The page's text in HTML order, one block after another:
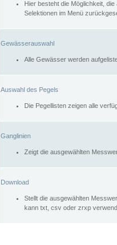
Hier besteht die Möglichkeit,
Selektionen im Menü
Gewässerauswahl
Alle Gewässer werden
Auswahl des Pegels
Die Pegellisten zeigen alle
Ganglinien
Zeigt die ausgewählten
Download
Stellt die ausgewählten
kann txt, csv oder zrxp